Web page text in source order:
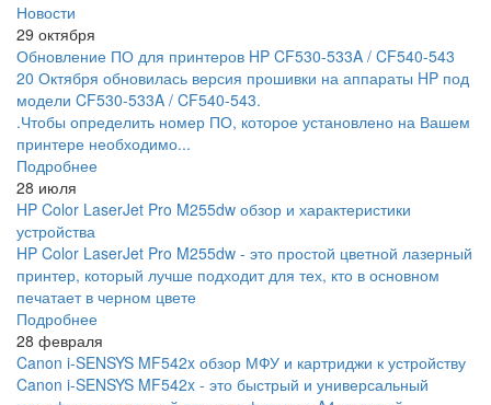
Новости
29 октября
Обновление ПО для принтеров HP CF530-533A / CF540-543
20 Октября обновилась версия прошивки на аппараты HP под
модели CF530-533A / CF540-543.
.Чтобы определить номер ПО, которое установлено на Вашем
принтере необходимо...
Подробнее
28 июля
HP Color LaserJet Pro M255dw обзор и характеристики
устройства
HP Color LaserJet Pro M255dw - это простой цветной лазерный
принтер, который лучше подходит для тех, кто в основном
печатает в черном цвете
Подробнее
28 февраля
Canon i-SENSYS MF542x обзор МФУ и картриджи к устройству
Canon i-SENSYS MF542x - это быстрый и универсальный